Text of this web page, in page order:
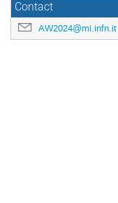
Contact
AW2024@mi.infn.it